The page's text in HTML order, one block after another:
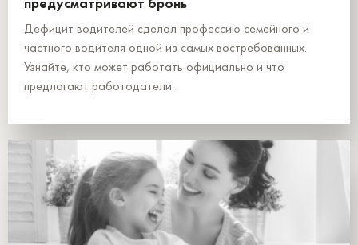
Дефицит водителей сделал профессию семейного и
частного водителя одной из самых востребованных.
Узнайте, кто может работать официально и что
предлагают работодатели.